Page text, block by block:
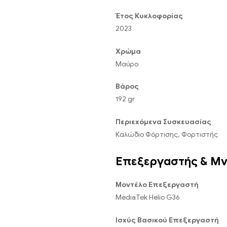
Έτος Κυκλοφορίας
2023
Χρώμα
Μαύρο
Βάρος
192 gr
Περιεχόμενα Συσκευασίας
Καλώδιο Φόρτισης, Φορτιστής
Επεξεργαστής &
Μοντέλο Επεξεργαστή
MediaTek Helio G36
Ισχύς Βασικού Επεξεργαστή